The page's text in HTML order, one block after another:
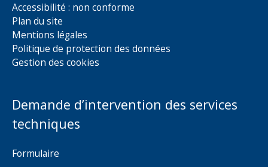
Accessibilité : non conforme
Plan du site
Mentions légales
Politique de protection des données
Gestion des cookies
Demande d’intervention des services
techniques
Formulaire